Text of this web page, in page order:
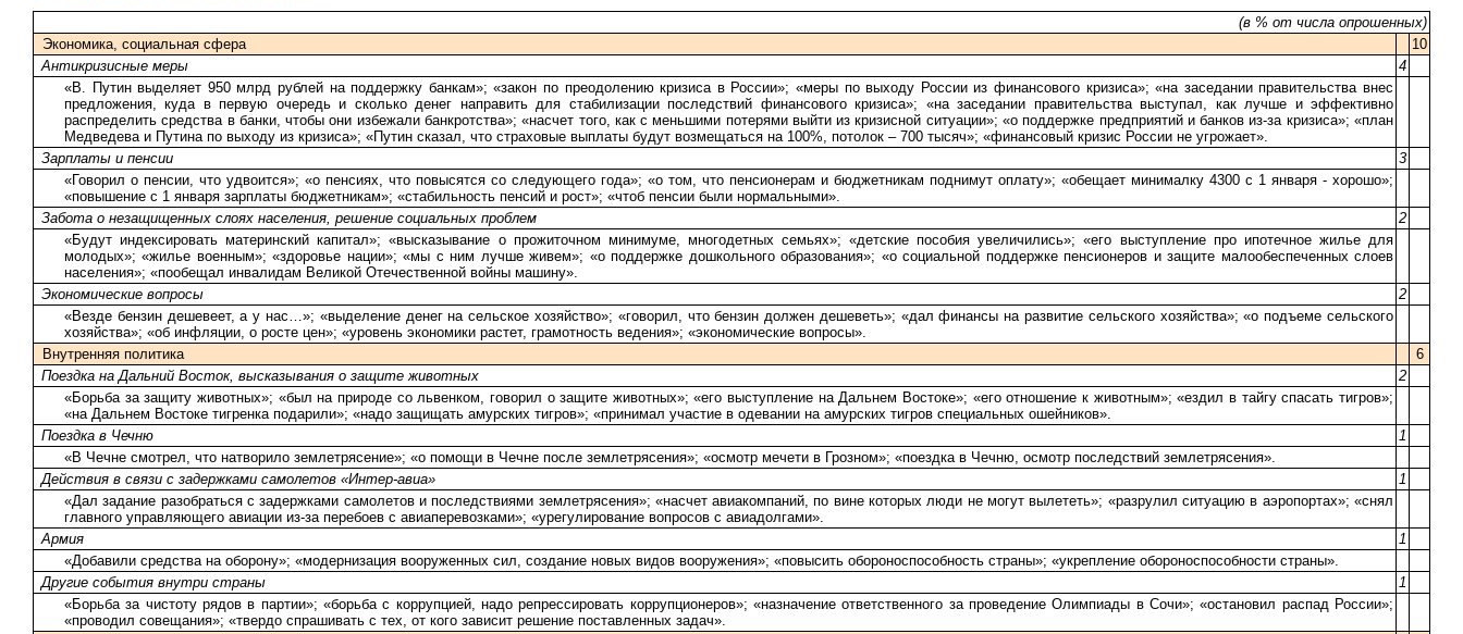
(в % от числа опрошенных)
Экономика, социальная сфера
10
Антикризисные меры
4
«В. Путин выделяет 950 млрд рублей на поддержку банкам»; «закон по преодолению кризиса в России»; «меры по выходу России из финансового кризиса»; «на заседании правительства внес
предложения, куда в первую очередь и сколько денег направить для стабилизации последствий финансового кризиса»; «на заседании правительства выступал, как лучше и эффективно
распределить средства в банки, чтобы они избежали банкротства»; «насчет того, как с меньшими потерями выйти из кризисной ситуации»; «о поддержке предприятий и банков из-за кризиса»; «план
Медведева и Путина по выходу из кризиса»; «Путин сказал, что страховые выплаты будут возмещаться на 100%, потолок – 700 тысяч»; «финансовый кризис России не угрожает».
Зарплаты и пенсии
3
«Говорил о пенсии, что удвоится»; «о пенсиях, что повысятся со следующего года»; «о том, что пенсионерам и бюджетникам поднимут оплату»; «обещает минималку 4300 с 1 января - хорошо»;
«повышение с 1 января зарплаты бюджетникам»; «стабильность пенсий и рост»; «чтоб пенсии были нормальными».
Забота о незащищенных слоях населения, решение социальных проблем
2
«Будут индексировать материнский капитал»; «высказывание о прожиточном минимуме, многодетных семьях»; «детские пособия увеличились»; «его выступление про ипотечное жилье для
молодых»; «жилье военным»; «здоровье нации»; «мы с ним лучше живем»; «о поддержке дошкольного образования»; «о социальной поддержке пенсионеров и защите малообеспеченных слоев
населения»; «пообещал инвалидам Великой Отечественной войны машину».
Экономические вопросы
2
«Везде бензин дешевеет, а у нас…»; «выделение денег на сельское хозяйство»; «говорил, что бензин должен дешеветь»; «дал финансы на развитие сельского хозяйства»; «о подъеме сельского
хозяйства»; «об инфляции, о росте цен»; «уровень экономики растет, грамотность ведения»; «экономические вопросы».
Внутренняя политика
6
Поездка на Дальний Восток, высказывания о защите животных
2
«Борьба за защиту животных»; «был на природе со львенком, говорил о защите животных»; «его выступление на Дальнем Востоке»; «его отношение к животным»; «ездил в тайгу спасать тигров»;
«на Дальнем Востоке тигренка подарили»; «надо защищать амурских тигров»; «принимал участие в одевании на амурских тигров специальных ошейников».
Поездка в Чечню
1
«В Чечне смотрел, что натворило землетрясение»; «о помощи в Чечне после землетрясения»; «осмотр мечети в Грозном»; «поездка в Чечню, осмотр последствий землетрясения».
Действия в связи с задержками самолетов «Интер-авиа»
1
«Дал задание разобраться с задержками самолетов и последствиями землетрясения»; «насчет авиакомпаний, по вине которых люди не могут вылететь»; «разрулил ситуацию в аэропортах»; «снял
главного управляющего авиации из-за перебоев с авиаперевозками»; «урегулирование вопросов с авиадолгами».
Армия
1
«Добавили средства на оборону»; «модернизация вооруженных сил, создание новых видов вооружения»; «повысить обороноспособность страны»; «укрепление обороноспособности страны».
Другие события внутри страны
1
«Борьба за чистоту рядов в партии»; «борьба с коррупцией, надо репрессировать коррупционеров»; «назначение ответственного за проведение Олимпиады в Сочи»; «остановил распад России»;
«проводил совещания»; «твердо спрашивать с тех, от кого зависит решение поставленных задач».